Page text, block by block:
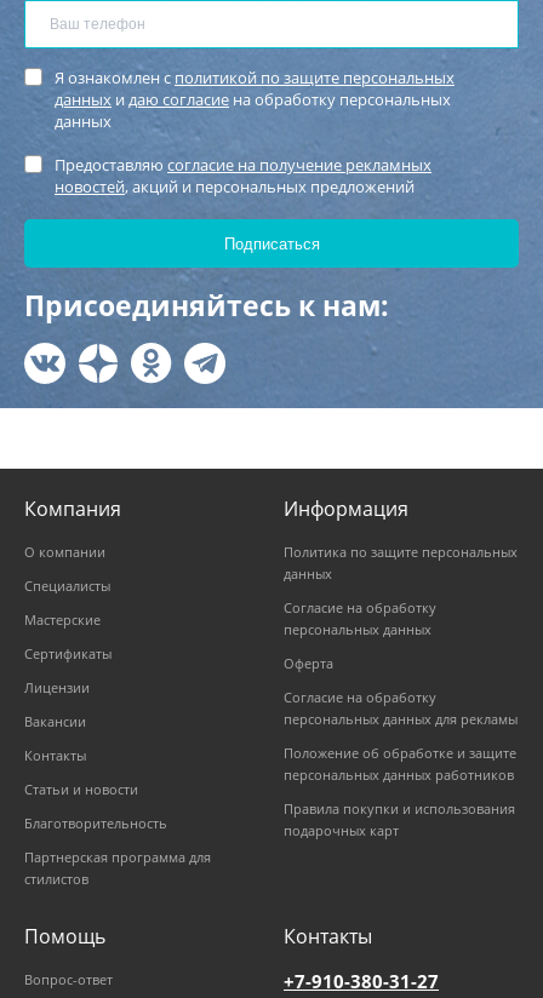
Я ознакомлен с политикой по защите персональных
данных идаю согласие на обработку персональных
данных
Предоставляю согласие на получение рекламных
новостей, акций и персональных предложений
Присоединяйтесь к нам:
Компания
О компании
Специалисты
Мастерские
Сертификаты
Лицензии
Вакансии
Контакты
Статьи и новости
Благотворительность
Партнерская программа для
стилистов
Информация
Политика по защите персональных
данных
Согласие на обработку
персональных данных
Оферта
Согласие на обработку
персональных данных для рекламы
Положение об обработке и защите
персональных данных работников
Правила покупки и использования
подарочных карт
Помощь
Вопрос-ответ
Контакты
+7-910-380-31-27